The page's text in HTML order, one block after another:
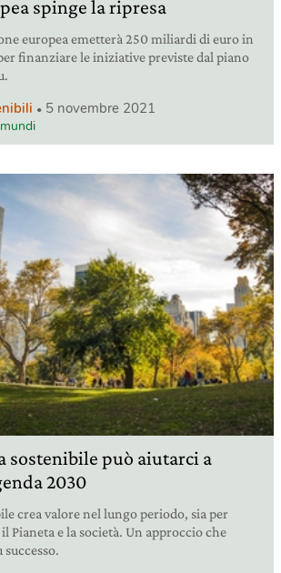
spinge la ripresa
europea emetterà 250 miliardi di euro in
finanziare le iniziative previste dal piano
5 novembre 2021
sostenibile può aiutarci a
2030
crea valore nel lungo periodo, sia per
Pianeta e la società. Un approccio che